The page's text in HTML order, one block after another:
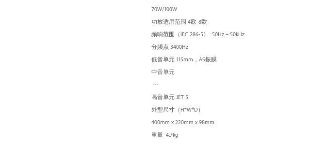
70W/100W
功放适用范围 4欧-8欧
频响范围（IEC 286-5） 50Hz – 50kHz
分频点 3400Hz
低音单元 115mm，AS振膜
中音单元
---
高音单元 JET 5
外型尺寸（H*W*D）
400mm x 220mm x 98mm
重量 4.7kg